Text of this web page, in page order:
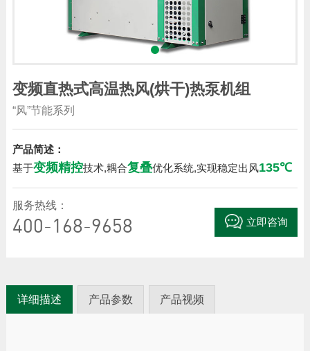
变频直热式高温热风(烘干)热泵机组
“风”节能系列
产品简述：
基于变频精控技术,耦合复叠优化系统,实现稳定出风135℃
服务热线：
400-168-9658 立即咨询
详细描述 产品参数 产品视频